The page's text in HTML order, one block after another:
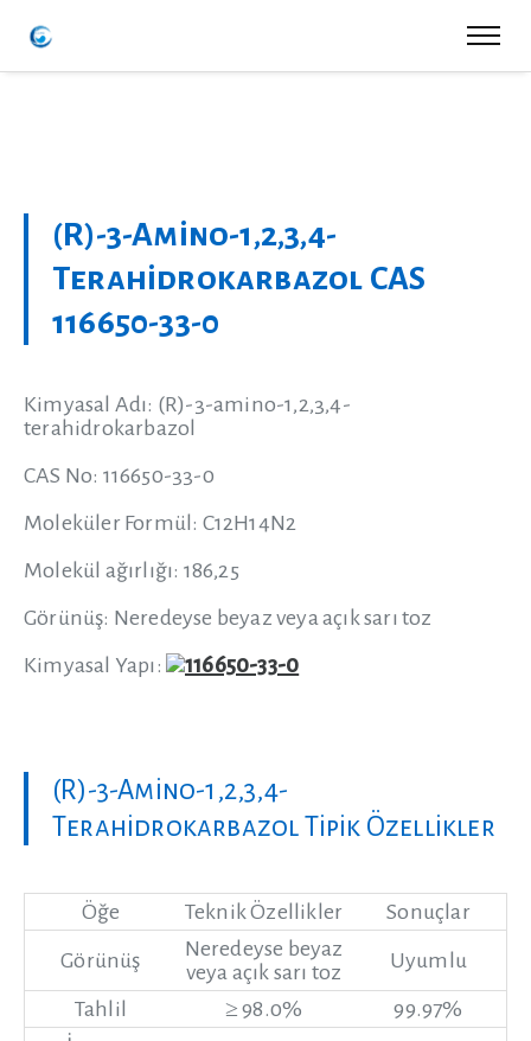
(R)-3-Amino-1,2,3,4-
Terahidrokarbazol CAS
116650-33-0
Kimyasal Adı: (R)-3-amino-1,2,3,4-
terahidrokarbazol
CAS No: 116650-33-0
Moleküler Formül: C12H14N2
Molekül ağırlığı: 186,25
Görünüş: Neredeyse beyaz veya açık sarı toz
Kimyasal Yapı:
(R)-3-Amino-1,2,3,4-
Terahidrokarbazol Tipik Özellikler
Öğe Teknik Özellikler Sonuçlar
Görünüş
Neredeyse beyaz
veya açık sarı toz
Uyumlu
Tahlil ≥ 98.0%
99.97%